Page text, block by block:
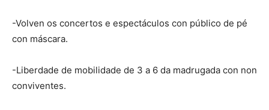
-Volven os concertos e espectáculos con público de pé
con máscara.
-Liberdade de mobilidade de 3 a 6 da madrugada con non
conviventes.